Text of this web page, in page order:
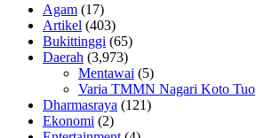
Agam (17)
Artikel (403)
Bukittinggi (65)
Daerah (3,973)
Mentawai (5)
Varia TMMN Nagari Koto Tuo
Dharmasraya (121)
Ekonomi (2)